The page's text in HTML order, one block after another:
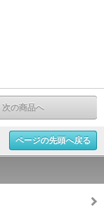
次の商品へ
ページの先頭へ戻る